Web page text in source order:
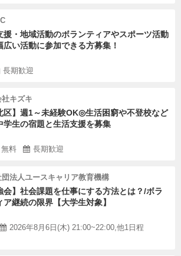
援・地域活動のボランティアやスポーツ活動
広い活動に参加できる方募集！
長期歓迎
キズキ
区】週1～未経験OK◎生活困窮や不登校など
学生の宿題と生活支援を募集
無料 長期歓迎
団法人ユースキャリア教育機構
会】社会課題を仕事にする方法とは？/ボラ
ア継続の限界【大学生対象】
2026年8月6日(木) 21:00~22:00,他1日程